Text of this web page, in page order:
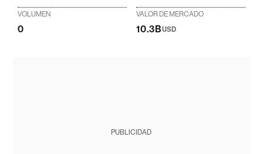
VOLUMEN
0
VALOR DE MERCADO
10.3BUSD
PUBLICIDAD